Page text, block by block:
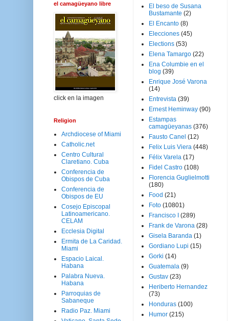
el camagüeyano libre
click en la imagen
Religion
Archdiocese of Miami
Catholic.net
Centro Cultural
Claretiano. Cuba
Conferencia de
Obispos de Cuba
Conferencia de
Obispos de EU
Cosejo Episcopal
Latinoamericano.
CELAM
Ecclesia Digital
Ermita de La Caridad.
Miami
Espacio Laical.
Habana
Palabra Nueva.
Habana
Parroquias de
Sabaneque
Radio Paz. Miami
El beso de Susana
Bustamante (2)
El Encanto (8)
Elecciones (45)
Elections (53)
Elena Tamargo (22)
Ena Columbie en el
blog (39)
Enrique José Varona
(14)
Entrevista (39)
Ernest Heminway (90)
Estampas
camagüeyanas (376)
Fausto Canel (12)
Felix Luis Viera (448)
Félix Varela (17)
Fidel Castro (108)
Florencia Guglielmotti
(180)
Food (21)
Foto (10801)
Francisco I
(289)
Frank de Varona (28)
Gisela Baranda (1)
Gordiano Lupi (15)
Gorki (14)
Guatemala (9)
Gustav (23)
Heriberto Hernandez
(73)
Honduras (100)
Humor (215)